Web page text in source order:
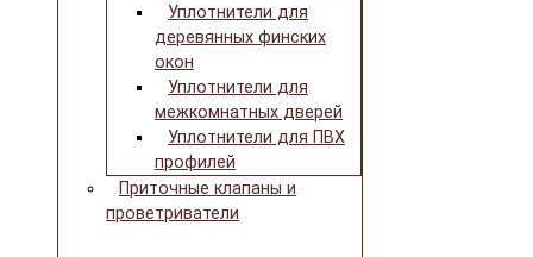
Уплотнители для
деревянных финских
окон
Уплотнители для
межкомнатных дверей
Уплотнители для ПВХ
профилей
Приточные клапаны и
проветриватели